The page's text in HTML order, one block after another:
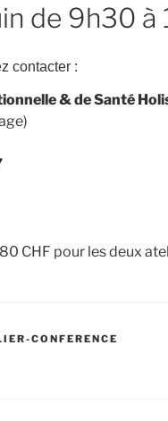
de 9h30 à
contacter :
& de Santé
CHF pour les deux
CONFERENCE